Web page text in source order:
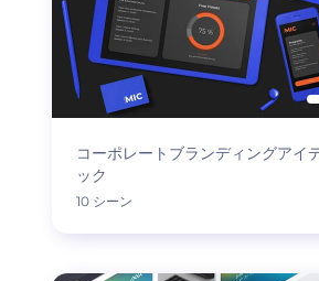
コーポレートブランディングアイ
ック
10 シーン